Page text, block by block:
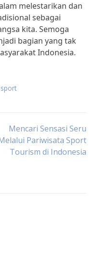
melestarikan dan
sebagai
kita. Semoga
bagian yang tak
Indonesia.
Mencari Sensasi Seru
Pariwisata Sport
Tourism di Indonesia